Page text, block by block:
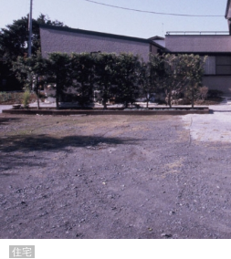
住宅